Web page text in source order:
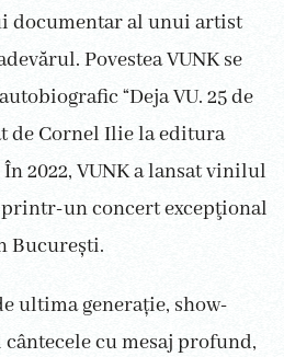
documentar al unui artist
Povestea VUNK se
“Deja VU. 25 de
de Cornel Ilie la editura
2022, VUNK a lansat vinilul
printr-un concert excepţional
București.
ultima generație, show-
cu mesaj profund,